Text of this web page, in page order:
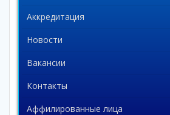
Аккредитация
Новости
Вакансии
Контакты
Аффилированные лица